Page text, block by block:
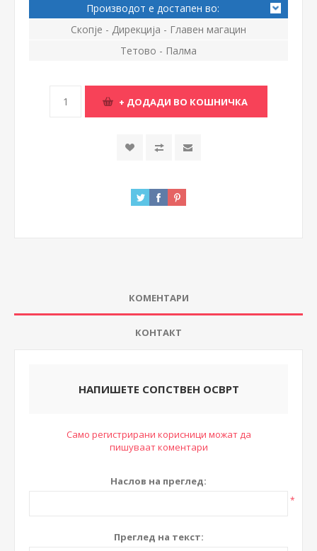
Производот е достапен во:
Скопје - Дирекција - Главен магацин
Тетово - Палма
КОМЕНТАРИ
КОНТАКТ
НАПИШЕТЕ СОПСТВЕН ОСВРТ
Само регистрирани корисници можат да
пишуваат коментари
Наслов на преглед:
*
Преглед на текст: